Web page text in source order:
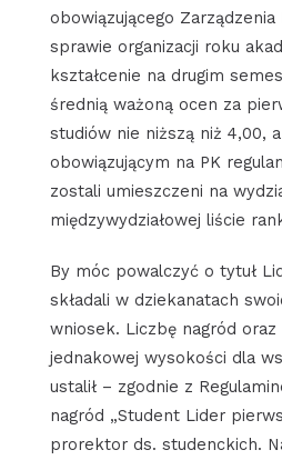
obowiązującego
sprawie organizacji roku
kształcenie na drugim
średnią ważoną ocen za
studiów nie niższą niż 4,00,
obowiązującym na PK
zostali umieszczeni na
międzywydziałowej liście
By móc powalczyć o tytuł
składali w dziekanatach
wniosek. Liczbę nagród
jednakowej wysokości dla
ustalił – zgodnie z
nagród „Student Lider
prorektor ds. studenckich.